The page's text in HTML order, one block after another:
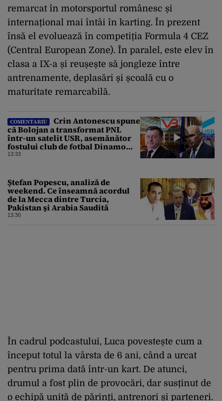
remarcat în motorsportul românesc și
internațional mai întâi în karting. În prezent
însă el evoluează în competiția Formula 4 CEZ
(Central European Zone). În paralel, este elev în
clasa a IX-a și reușește să jongleze între
antrenamente, deplasări și școală cu o
maturitate remarcabilă.
COMENTARIU
Crin Antonescu spune
că Bolojan a transformat PNL
într-un satelit USR, asemănător
fostului club de fotbal Dinamo
Victoria, care a aparținut Miliției
13:33
Ștefan Popescu, analiză de
weekend. Ce înseamnă acordul
de la Mecca dintre Turcia,
Pakistan şi Arabia Saudită
13:30
În cadrul podcastului, Luca povestește cum a
început totul la vârsta de 6 ani, când a urcat
pentru prima dată într-un kart. De atunci,
drumul a fost plin de provocări, dar susținut de
o echipă unită de părinți, antrenori și parteneri.